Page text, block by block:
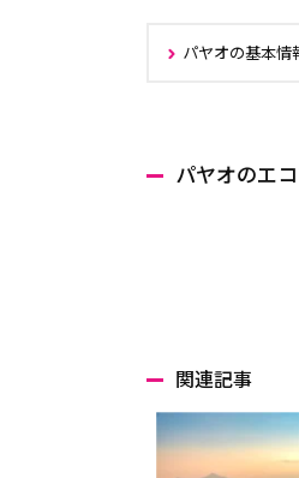
パヤオの基本情
パヤオのエ
関連記事